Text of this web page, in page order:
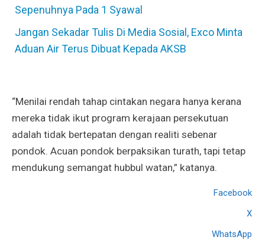
Sepenuhnya Pada 1 Syawal
Jangan Sekadar Tulis Di Media Sosial, Exco Minta
Aduan Air Terus Dibuat Kepada AKSB
“Menilai rendah tahap cintakan negara hanya kerana
mereka tidak ikut program kerajaan persekutuan
adalah tidak bertepatan dengan realiti sebenar
pondok. Acuan pondok berpaksikan turath, tapi tetap
mendukung semangat hubbul watan,” katanya.
Facebook
X
WhatsApp